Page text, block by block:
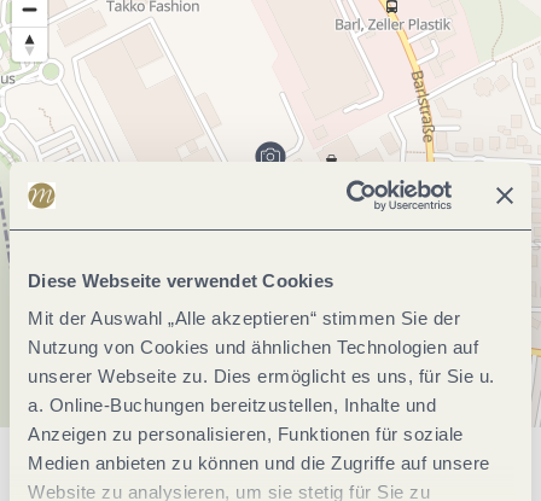
Diese Webseite verwendet Cookies
Mit der Auswahl „Alle akzeptieren“ stimmen Sie der
Nutzung von Cookies und ähnlichen Technologien auf
unserer Webseite zu. Dies ermöglicht es uns, für Sie u.
a. Online-Buchungen bereitzustellen, Inhalte und
Anzeigen zu personalisieren, Funktionen für soziale
Medien anbieten zu können und die Zugriffe auf unsere
Website zu analysieren, um sie stetig für Sie zu
Allgemeine Informationen